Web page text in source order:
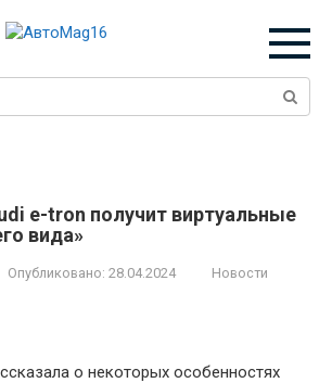
e-tron получит виртуальные
вида»
Опубликовано: 28.04.2024
Новости
о некоторых особенностях